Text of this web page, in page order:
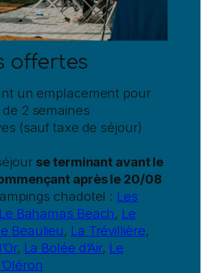
offertes
un emplacement pour
2 semaines
(sauf taxe de séjour)
se terminant avant le
après le 20/08
chadotel : Les
Le Bahamas Beach, Le
Beaulieu, La Trévillière,
, La Bolée d’Air, Le